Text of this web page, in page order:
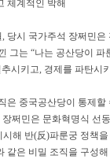
체계적인 박해
, 당시 국가주석 장쩌민
그는 “나는 공산당이
시키고, 경제를 파탄시
은 중국공산당이 통제
장쩌민은 문화혁명식 선
해 반(反)파룬궁 정책을
같은 비밀 조직을 구성